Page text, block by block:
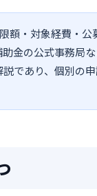
額・対象経費・公
金の公式事務局
であり、個別の